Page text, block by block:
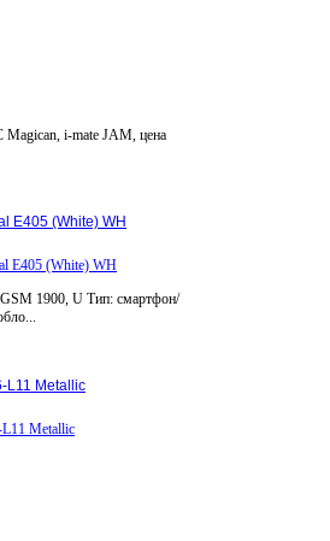
Magican, i-mate JAM, цена
E405 (White) WH
1900, U Тип: смартфон/
L11 Metallic